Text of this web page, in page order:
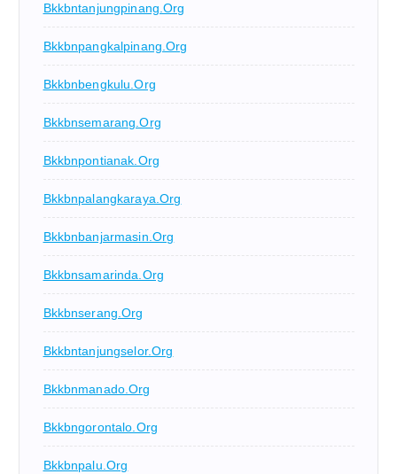
Bkkbntanjungpinang.org
Bkkbnpangkalpinang.org
Bkkbnbengkulu.org
Bkkbnsemarang.org
Bkkbnpontianak.org
Bkkbnpalangkaraya.org
Bkkbnbanjarmasin.org
Bkkbnsamarinda.org
Bkkbnserang.org
Bkkbntanjungselor.org
Bkkbnmanado.org
Bkkbngorontalo.org
Bkkbnpalu.org